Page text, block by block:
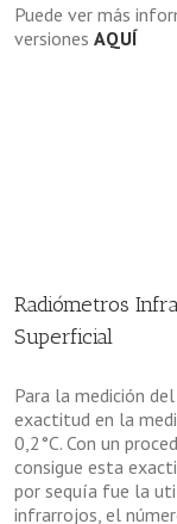
Puede ver más
versiones AQUÍ
Radiómetros
Superficial
Para la medición
exactitud en la
0,2°C. Con un
consigue esta
por sequía fue la
infrarrojos, el